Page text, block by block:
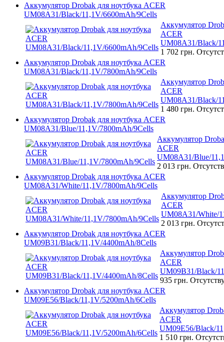
Аккумулятор Drobak для ноутбука ACER
UM08A31/Black/11,1V/6600mAh/9Cells
Аккумулятор
ACER
UM08A31/Black/
1 702 грн.
Аккумулятор Drobak для ноутбука ACER
UM08A31/Black/11,1V/7800mAh/9Cells
Аккумулятор
ACER
UM08A31/Black/
1 480 грн.
Аккумулятор Drobak для ноутбука ACER
UM08A31/Blue/11,1V/7800mAh/9Cells
Аккумулятор
ACER
UM08A31/Blue/
2 013 грн.
Аккумулятор Drobak для ноутбука ACER
UM08A31/White/11,1V/7800mAh/9Cells
Аккумулятор
ACER
UM08A31/White/
2 013 грн.
Аккумулятор Drobak для ноутбука ACER
UM09B31/Black/11,1V/4400mAh/8Cells
Аккумулятор
ACER
UM09B31/Black/
935 грн.
Аккумулятор Drobak для ноутбука ACER
UM09E56/Black/11,1V/5200mAh/6Cells
Аккумулятор
ACER
UM09E56/Black/
1 510 грн.